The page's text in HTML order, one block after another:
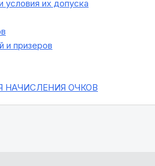
условия их допуска
и призеров
НАЧИСЛЕНИЯ ОЧКОВ